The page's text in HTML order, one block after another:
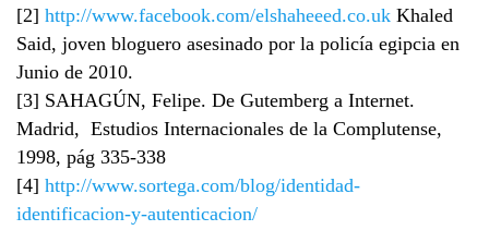
[2] http://www.facebook.com/elshaheeed.co.uk Khaled
Said, joven bloguero asesinado por la policía egipcia en
Junio de 2010.
[3] SAHAGÚN, Felipe. De Gutemberg a Internet.
Madrid, Estudios Internacionales de la Complutense,
1998, pág 335-338
[4] http://www.sortega.com/blog/identidad-
identificacion-y-autenticacion/